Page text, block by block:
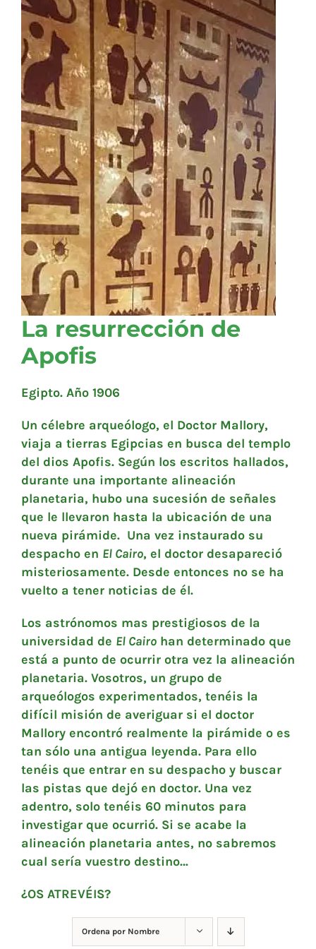
La resurrección de
Apofis
Egipto. Año 1906
Un célebre arqueólogo, el Doctor Mallory,
viaja a tierras Egipcias en busca del templo
del dios Apofis. Según los escritos hallados,
durante una importante alineación
planetaria, hubo una sucesión de señales
que le llevaron hasta la ubicación de una
nueva pirámide. Una vez instaurado su
despacho en El Cairo, el doctor desapareció
misteriosamente. Desde entonces no se ha
vuelto a tener noticias de él.
Los astrónomos mas prestigiosos de la
universidad de El Cairohan determinado que
está a punto de ocurrir otra vez la alineación
planetaria. Vosotros, un grupo de
arqueólogos experimentados, tenéis la
difícil misión de averiguar si el doctor
Mallory encontró realmente la pirámide o es
tan sólo una antigua leyenda. Para ello
tenéis que entrar en su despacho y buscar
las pistas que dejó en doctor. Una vez
adentro, solo tenéis 60 minutos para
investigar que ocurrió. Si se acabe la
alineación planetaria antes, no sabremos
cual sería vuestro destino…
¿OS ATREVÉIS?
Ordena por Nombre